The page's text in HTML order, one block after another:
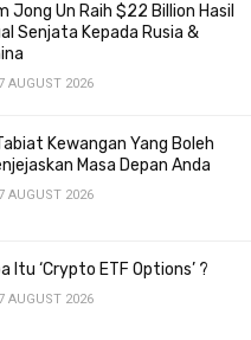
Jong Un Raih $22 Billion Hasil
Senjata Kepada Rusia &
7 AUGUST 2026
Kewangan Yang Boleh
Masa Depan Anda
7 AUGUST 2026
Itu ‘Crypto ETF Options’ ?
7 AUGUST 2026